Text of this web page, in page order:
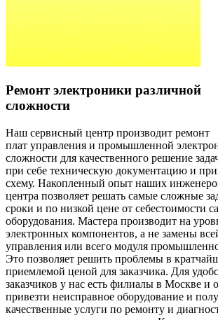
Ремонт электроники различной
сложности
Наш сервисный центр производит ремонт
плат управления и промышленной
сложности для качественного решение
при себе техническую документацию и
схему. Накопленный опыт наших
центра позволяет решать самые сложные
сроки и по низкой цене от себестоимости
оборудования. Мастера производит на
электронных компонентов, а не замены
управления или всего модуля
Это позволяет решить проблемы в
приемлемой ценой для заказчика. Для
заказчиков у нас есть филиалы в Москве и
привезти неисправное оборудование и
качественные услуги по ремонту и